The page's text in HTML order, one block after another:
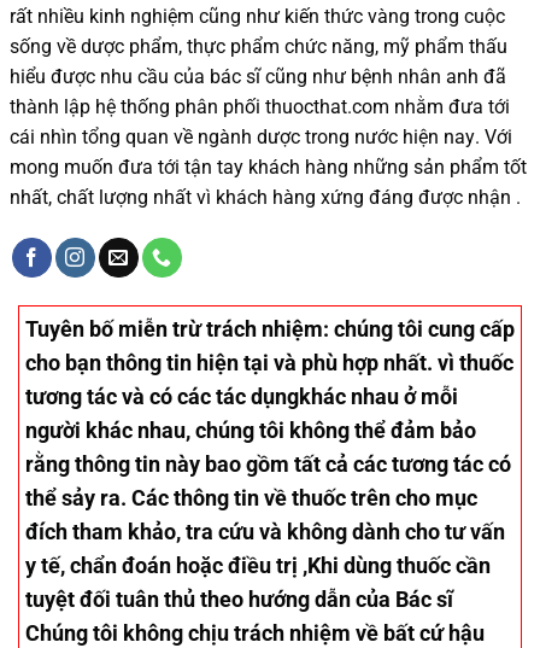
rất nhiều kinh nghiệm cũng như kiến thức vàng trong cuộc
sống về dược phẩm, thực phẩm chức năng, mỹ phẩm thấu
hiểu được nhu cầu của bác sĩcũng như bệnh nhân anh đã
thành lập hệ thống phân phối thuocthat.com nhằm đưa tới
cái nhìn tổng quan về ngành dược trong nước hiện nay. Với
mong muốn đưa tới tận tay khách hàng những sản phẩm tốt
nhất, chất lượng nhất vì khách hàng xứng đáng được nhận .
Tuyên bố miễn trừ trách nhiệm: chúng tôi cung cấp
cho bạn thông tin hiện tại và phù hợp nhất. vì thuốc
tương tác và có các tác dụngkhác nhau ở mỗi
người khác nhau, chúng tôi không thể đảm bảo
rằng thông tin này bao gồm tất cả các tương tác có
thể sảy ra. Các thông tin về thuốc trên cho mục
đích tham khảo, tra cứu và không dành cho tư vấn
y tế, chẩn đoán hoặc điều trị ,Khi dùng thuốc cần
tuyệt đối tuân thủ theo hướng dẫn của Bác sĩ
Chúng tôi không chịu trách nhiệm về bất cứ hậu